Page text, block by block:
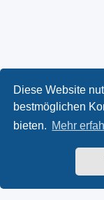
Diese Website
bestmöglichen
bieten. Mehr